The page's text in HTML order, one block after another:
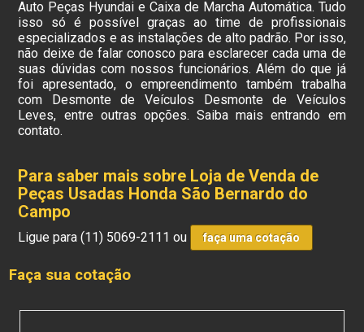
Auto Peças Hyundai e Caixa de Marcha Automática. Tudo
isso só é possível graças ao time de profissionais
especializados e as instalações de alto padrão. Por isso,
não deixe de falar conosco para esclarecer cada uma de
suas dúvidas com nossos funcionários. Além do que já
foi apresentado, o empreendimento também trabalha
com Desmonte de Veículos Desmonte de Veículos
Leves, entre outras opções. Saiba mais entrando em
contato.
Para saber mais sobre Loja de Venda de
Peças Usadas Honda São Bernardo do
Campo
Ligue para(11) 5069-2111 ou faça uma cotação
Faça sua cotação